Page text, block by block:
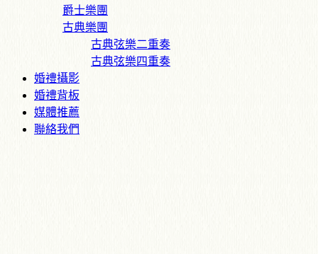
爵士樂團
古典樂團
古典弦樂二重奏
古典弦樂四重奏
婚禮攝影
婚禮背板
媒體推薦
聯絡我們